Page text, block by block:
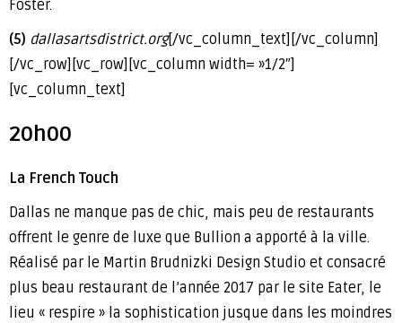
Foster.
(5) dallasartsdistrict.org[/vc_column_text][/vc_column]
[/vc_row][vc_row][vc_column width= »1/2″]
[vc_column_text]
20h00
La French Touch
Dallas ne manque pas de chic, mais peu de restaurants
offrent le genre de luxe que Bullion a apporté à la ville.
Réalisé par le Martin Brudnizki Design Studio et consacré
plus beau restaurant de l’année 2017 par le site Eater, le
lieu « respire » la sophistication jusque dans les moindres